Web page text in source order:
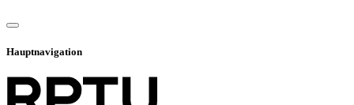
Hauptnavigation